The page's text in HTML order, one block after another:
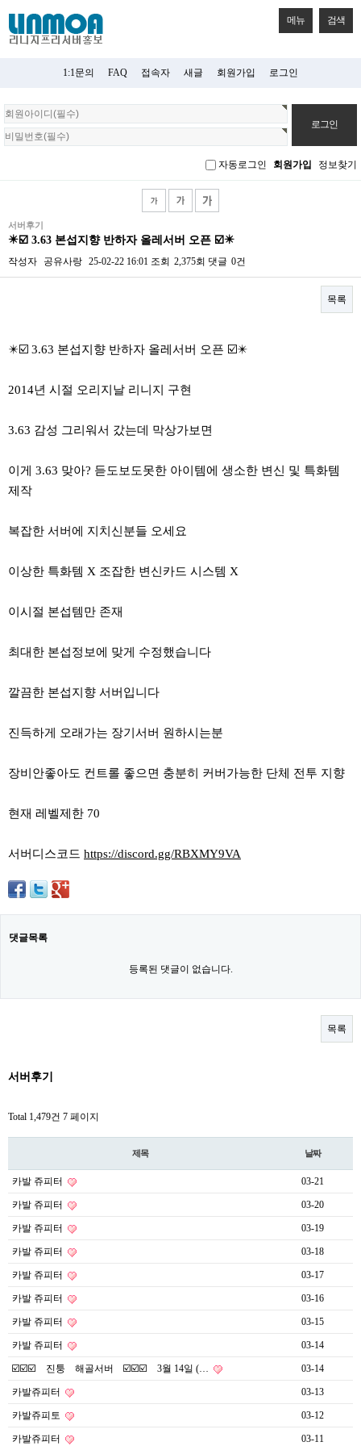
메뉴 검색
1:1문의 FAQ 접속자 새글 회원가입 로그인
회
원
로
자동로그인 회원가입 정보찾기
서버후기
✴️☑️ 3.63 본섭지향 반하자 올레서버 오픈 ☑️✴️
작성자 공유사랑 25-02-22 16:01 조회 2,375회 댓글 0건
목록
✴️☑️ 3.63 본섭지향 반하자 올레서버 오픈 ☑️✴️
2014년 시절 오리지날 리니지 구현
3.63 감성 그리워서 갔는데 막상가보면
이게 3.63 맞아? 듣도보도못한 아이템에 생소한 변신 및 특화템
제작
복잡한 서버에 지치신분들 오세요
이상한 특화템 X 조잡한 변신카드 시스템 X
이시절 본섭템만 존재
최대한 본섭정보에 맞게 수정했습니다
깔끔한 본섭지향 서버입니다
진득하게 오래가는 장기서버 원하시는분
장비안좋아도 컨트롤 좋으면 충분히 커버가능한 단체 전투 지향
현재 레벨제한 70
서버디스코드 https://discord.gg/RBXMY9VA
댓글목록
등록된 댓글이 없습니다.
목록
서버후기
Total 1,479건 7 페이지
제목 날짜
카발 쥬피터 03-21
카발 쥬피터 03-20
카발 쥬피터 03-19
카발 쥬피터 03-18
카발 쥬피터 03-17
카발 쥬피터 03-16
카발 쥬피터 03-15
카발 쥬피터 03-14
☑️☑️☑️ 진퉁 해골서버 ☑️☑️☑️ 3월 14일 (… 03-14
카발쥬피터 03-13
카발쥬피토 03-12
카발쥬피터 03-11